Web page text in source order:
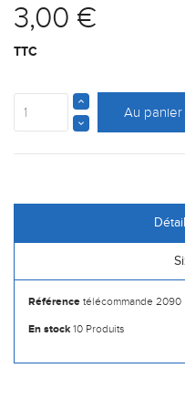
3,00 €
TTC
Au panier
Référence télécommande 2090
En stock 10 Produits